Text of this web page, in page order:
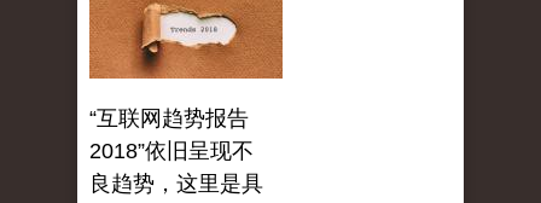
“互联网趋势报告
2018”依旧呈现不
良趋势，这里是具